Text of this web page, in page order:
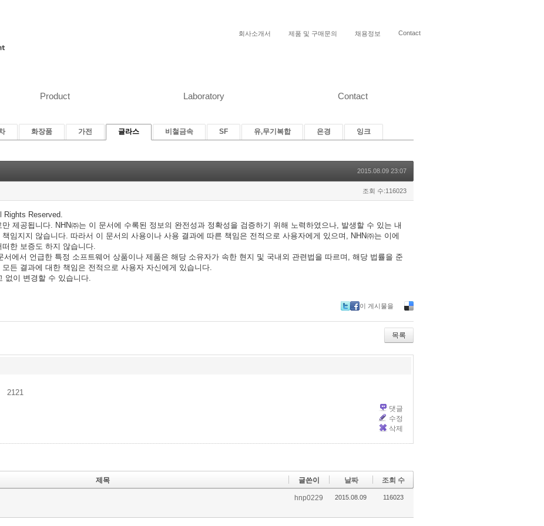
Contact
채용정보
제품 및 구매문의
회사소개서
Product Laboratory Contact
화장품 가전 글라스 비철금속 SF 유,무기복합 은경 잉크
2015.08.09 23:07
조회 수:116023
Rights Reserved.
제공됩니다. NHN㈜는 이 문서에 수록된 정보의 완전성과 정확성을 검증하기 위해 노력하였으나, 발생할 수 있는 내
임지지 않습니다. 따라서 이 문서의 사용이나 사용 결과에 따른 책임은 전적으로 사용자에게 있으며, NHN㈜는 이에
한 보증도 하지 않습니다.
서에서 언급한 특정 소프트웨어 상품이나 제품은 해당 소유자가 속한 현지 및 국내외 관련법을 따르며, 해당 법률을 준
든 결과에 대한 책임은 전적으로 사용자 자신에게 있습니다.
없이 변경할 수 있습니다.
이 게시물을
ou
s
목록
2121
댓글
수정
삭제
제목 글쓴이 날짜 조회 수
hnp0229 2015.08.09 116023